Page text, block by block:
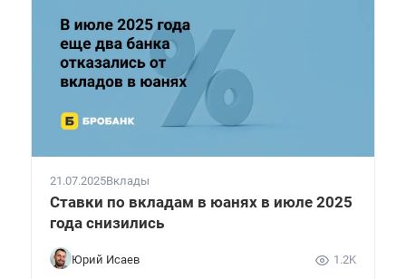
21.07.2025Вклады
Ставки по вкладам в юанях в июле 2025
года снизились
Юрий Исаев 1.2K